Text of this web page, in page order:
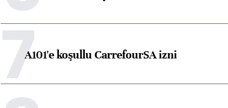
7A101'e koşullu CarrefourSA izni